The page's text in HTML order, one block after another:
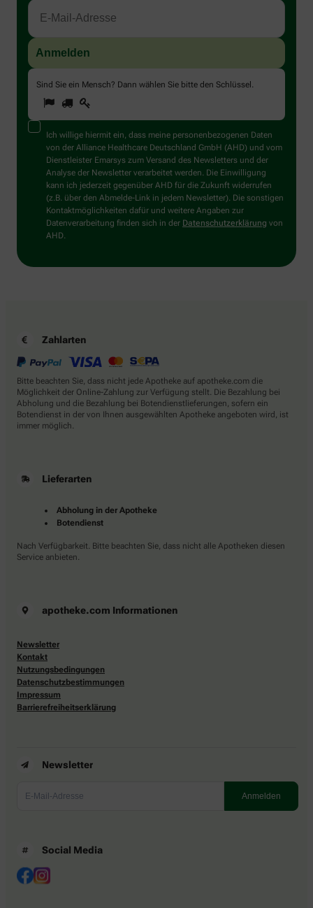
Sind Sie ein Mensch? Dann wählen Sie bitte den Schlüssel
Sind
Sie
ein
Mensch?
Dann
wählen
Sie
bitte
den
Schlüssel.
1 2
Ich willige hiermit ein, dass meine personenbezogenen Daten
von der Alliance Healthcare Deutschland GmbH (AHD) und vom
Dienstleister Emarsys zum Versand des Newsletters und der
Analyse der Newsletter verarbeitet werden. Die Einwilligung
kann ich jederzeit gegenüber AHD für die Zukunft widerrufen
(z.B. über den Abmelde-Link in jedem Newsletter). Die sonstigen
Kontaktmöglichkeiten dafür und weitere Angaben zur
Datenverarbeitung finden sich in der Datenschutzerklärung von
AHD.
Zahlarten
Bitte beachten Sie, dass nicht jede Apotheke auf apotheke.com die
Möglichkeit der Online-Zahlung zur Verfügung stellt. Die Bezahlung bei
Abholung und die Bezahlung bei Botendienstlieferungen, sofern ein
Botendienst in der von Ihnen ausgewählten Apotheke angeboten wird, ist
immer möglich.
Lieferarten
Abholung in der Apotheke
Botendienst
Nach Verfügbarkeit. Bitte beachten Sie, dass nicht alle Apotheken diesen
Service anbieten.
apotheke.com Informationen
Newsletter
Kontakt
Nutzungsbedingungen
Datenschutzbestimmungen
Impressum
Barrierefreiheitserklärung
Newsletter
Social Media